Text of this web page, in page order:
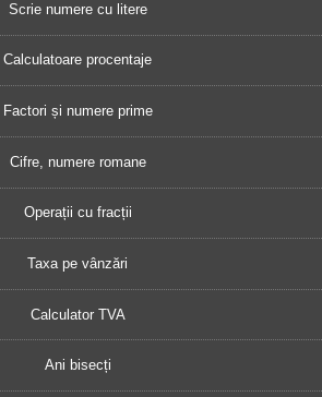
Scrie numere cu litere
Calculatoare procentaje
Factori și numere prime
Cifre, numere romane
Operații cu fracții
Taxa pe vânzări
Calculator TVA
Ani bisecți